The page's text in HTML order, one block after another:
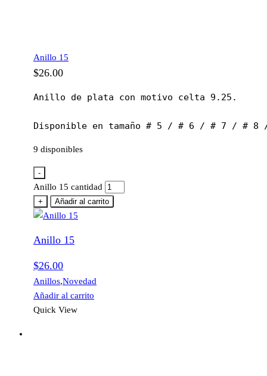
Anillo 15
$26.00
Anillo de plata con motivo celta 9.25.
Disponible en tamaño # 5 / # 6 / # 7 / # 8
9 disponibles
-
Anillo 15 cantidad
+ Añadir al carrito
Anillo 15
$26.00
Anillos,Novedad
Añadir al carrito
Quick View